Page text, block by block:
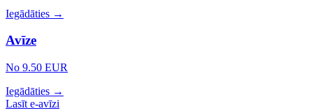
Iegādāties →
Avīze
No 9.50 EUR
Iegādāties →
Lasīt e-avīzi